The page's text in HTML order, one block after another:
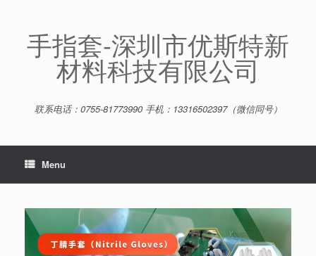
content手指套-深圳市优斯特新
材料科技有限公司
联系电话：0755-81773990 手机：13316502397（微信同号）
Menu